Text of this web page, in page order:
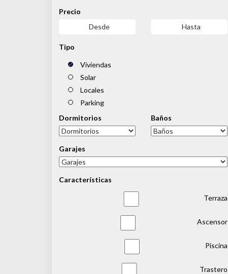
Precio
Tipo
Viviendas
Solar
Locales
Parking
Dormitorios
Baños
Garajes
Características
Terraza
Ascensor
Piscina
Trastero